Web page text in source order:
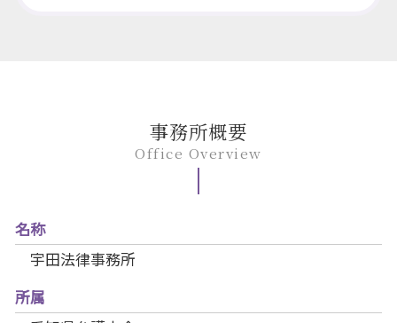
事務所概要
Office Overview
名称
宇田法律事務所
所属